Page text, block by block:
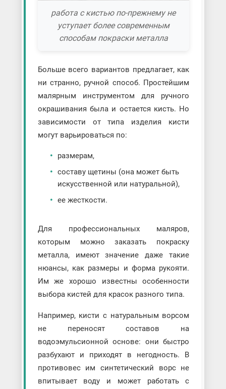
работа с кистью по-прежнему не
уступает более современным
способам покраски металла
Больше всего вариантов предлагает, как
ни странно, ручной способ. Простейшим
малярным инструментом для ручного
окрашивания была и остается кисть. Но
зависимости от типа изделия кисти
могут варьироваться по:
размерам,
составу щетины (она может быть
искусственной или натуральной),
ее жесткости.
Для профессиональных маляров,
которым можно заказать покраску
металла, имеют значение даже такие
нюансы, как размеры и форма рукояти.
Им же хорошо известны особенности
выбора кистей для красок разного типа.
Например, кисти с натуральным ворсом
не переносят составов на
водоэмульсионной основе: они быстро
разбухают и приходят в негодность. В
противовес им синтетический ворс не
впитывает воду и может работать с